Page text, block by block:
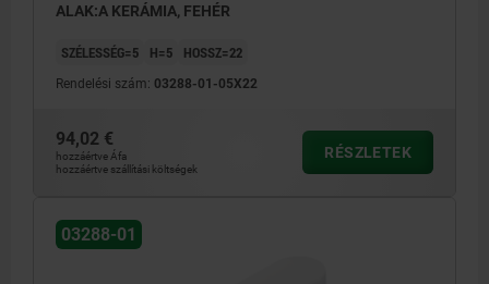
ALAK:A KERÁMIA, FEHÉR
SZÉLESSÉG=5 H=5 HOSSZ=22
Rendelési szám: 03288-01-05X22
94,02 €
hozzáértve Áfa
hozzáértve szállítási költségek
RÉSZLETEK
03288-01